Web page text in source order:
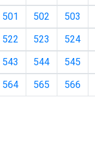
501
502 503
522
523 524
543
544 545
564
565 566